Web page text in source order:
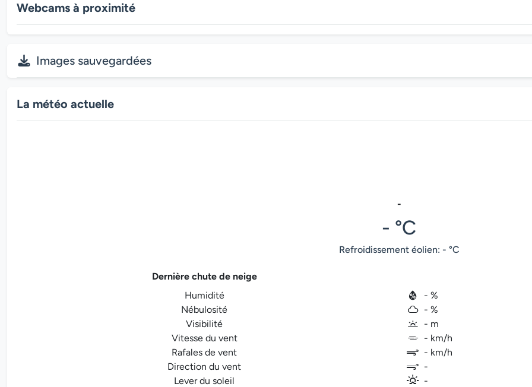
Webcams à proximité
Images sauvegardées
La météo actuelle
-
- °C
Refroidissement éolien: - °C
Dernière chute de neige
Humidité
- %
Nébulosité
- %
Visibilité
- m
Vitesse du vent
- km/h
Rafales de vent
- km/h
Direction du vent
-
Lever du soleil
-